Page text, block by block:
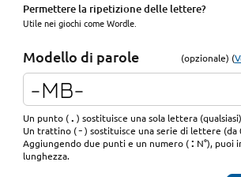
Permettere la ripetizione delle lettere?
Utile nei giochi come Wordle.
Modello di parole (opzionale) (
Un punto (.) sostituisce una sola lettera
Un trattino (-) sostituisce una serie di lettere (da
Aggiungendo due punti e un numero (: N°), puoi
lunghezza.